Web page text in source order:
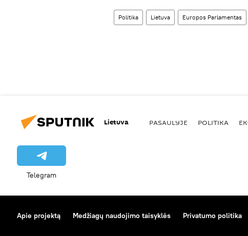
Politika Lietuva Europos Parlamentas
Lietuva PASAULYJE POLITIKA
Telegram
Apie projektą Medžiagų naudojimo taisyklės Privatumo politika